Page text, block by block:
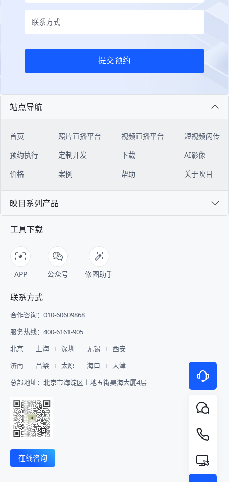
提交预约
站点导航
首页
预约执行
价格
照片直播平台
定制开发
案例
视频直播平台
下载
帮助
短视频闪传
AI影像
关于映目
映目系列产品
工具下载
APP 公众号 修图助手
联系方式
合作咨询：010-60609868
服务热线：400-6161-905
北京
上海 深圳 无锡
西安
济南
吕梁 太原 海口
天津
总部地址：北京市海淀区上地五街昊海大厦4层
在线咨询